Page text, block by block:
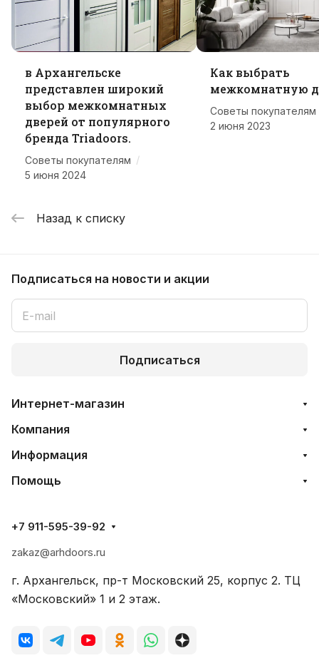
в Архангельске
представлен широкий
выбор межкомнатных
дверей от популярного
бренда Triadoors.
Советы покупателям /
5 июня 2024
Как выбрать
межкомнатную
Советы покупателям
2 июня 2023
Назад к списку
Подписаться на новости и акции
Подписаться
Интернет-магазин
Компания
Информация
Помощь
+7 911-595-39-92
zakaz@arhdoors.ru
г. Архангельск, пр-т Московский 25, корпус 2. ТЦ
«Московский» 1 и 2 этаж.